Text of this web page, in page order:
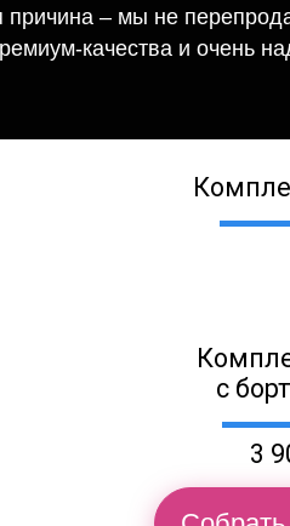
причина – мы не
качества и очень
с
3